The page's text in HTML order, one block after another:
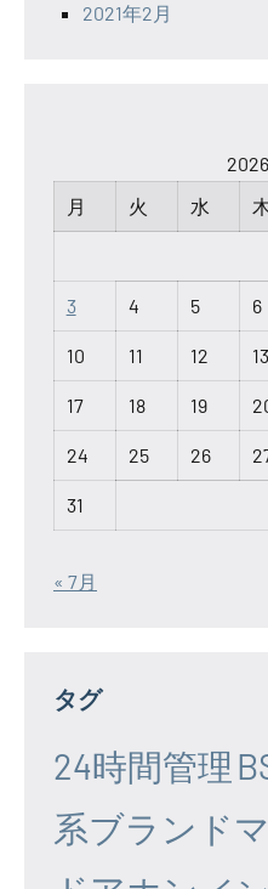
2021年2月
月
火 水
3 4 5 6
10 11 12 13
17 18 19
24 25 26
31
« 7月
タグ
24時間管理
系ブランド